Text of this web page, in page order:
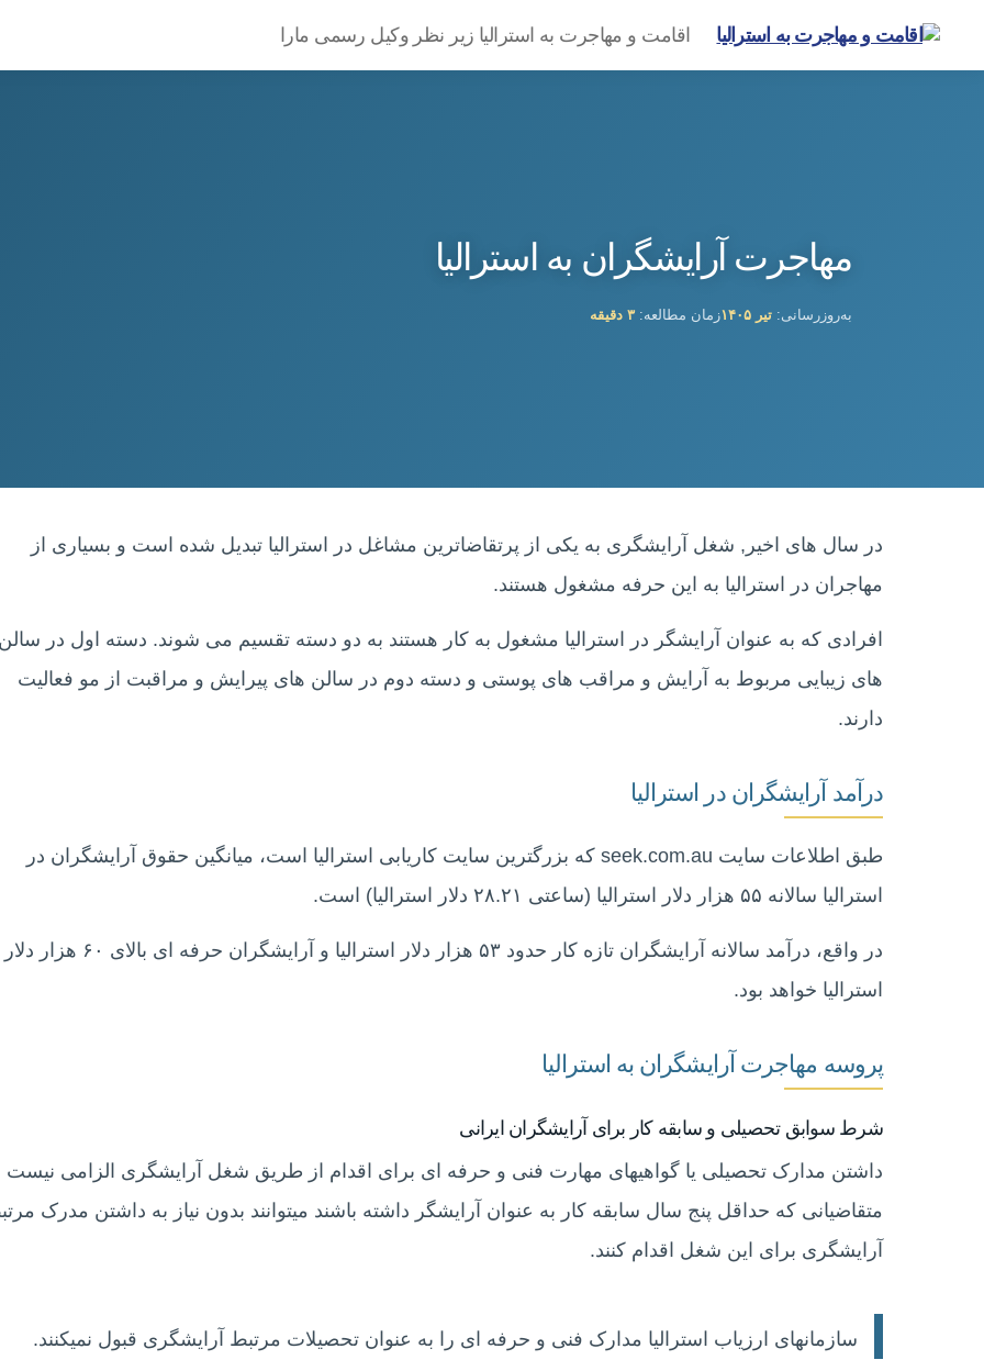
اقامت و مهاجرت به استرالیا زیر نظر وکیل رسمی مارا
مهاجرت آرایشگران به استرالیا
به‌روزرسانی: تیر ۱۴۰۵ زمان مطالعه: ۳ دقیقه
در سال های اخیر, شغل آرایشگری به یکی از پرتقاضاترین مشاغل در استرالیا تبدیل شده است و بسیاری از
مهاجران در استرالیا به این حرفه مشغول هستند.
افرادی که به عنوان آرایشگر در استرالیا مشغول به کار هستند به دو دسته تقسیم می شوند. دسته اول در
های زیبایی مربوط به آرایش و مراقب های پوستی و دسته دوم در سالن های پیرایش و مراقبت از مو فعالیت
دارند.
درآمد آرایشگران در استرالیا
طبق اطلاعات سایت seek.com.au که بزرگترین سایت کاریابی استرالیا است، میانگین حقوق آرایشگران در
استرالیا سالانه ۵۵ هزار دلار استرالیا (ساعتی ۲۸.۲۱ دلار استرالیا) است.
در واقع، درآمد سالانه آرایشگران تازه کار حدود ۵۳ هزار دلار استرالیا و آرایشگران حرفه ای بالای ۶۰ هزار دلار
استرالیا خواهد بود.
پروسه مهاجرت آرایشگران به استرالیا
شرط سوابق تحصیلی و سابقه کار برای آرایشگران ایرانی
داشتن مدارک تحصیلی یا گواهیهای مهارت فنی و حرفه ای برای اقدام از طریق شغل آرایشگری الزامی نیست
متقاضیانی که حداقل پنج سال سابقه کار به عنوان آرایشگر داشته باشند میتوانند بدون نیاز به داشتن مدرک
آرایشگری برای این شغل اقدام کنند.
سازمانهای ارزیاب استرالیا مدارک فنی و حرفه ای را به عنوان تحصیلات مرتبط آرایشگری قبول نمیکنند.